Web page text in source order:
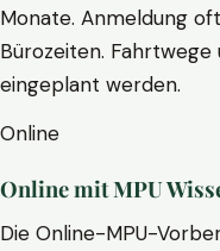
Monate. Anmeldung
Bürozeiten.
eingeplant werden.
Online
Online mit MPU
Die Online-MPU-